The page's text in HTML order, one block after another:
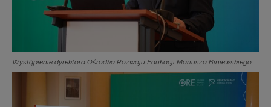
Wystąpienie dyrektora Ośrodka Rozwoju Edukacji Mariusza Biniewskiego